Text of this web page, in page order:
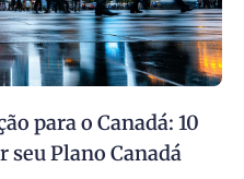
para o Canadá: 10
seu Plano Canadá